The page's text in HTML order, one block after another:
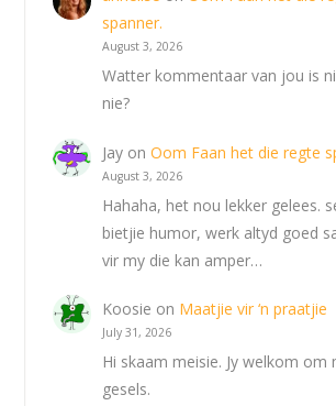
spanner.
August 3, 2026
Watter kommentaar van jou is
nie?
Jay onOom Faan het die regte
August 3, 2026
Hahaha, het nou lekker gelees.
bietjie humor, werk altyd goed
vir my die kan amper…
Koosie on Maatjie vir ‘n praatjie
July 31, 2026
Hi skaam meisie. Jy welkom om
gesels.